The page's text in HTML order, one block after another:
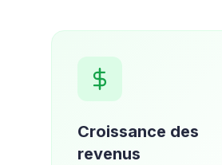
Croissance des
revenus